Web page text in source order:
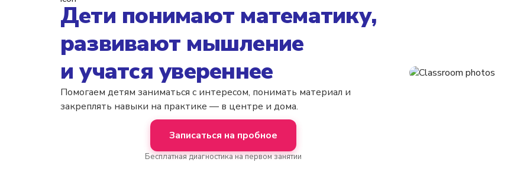
Дети понимают математику,
развивают мышление
и учатся увереннее
Помогаем детям заниматься с интересом, понимать материал и
закреплять навыки на практике — в центре и дома.
Записаться на пробное
Бесплатная диагностика на первом занятии